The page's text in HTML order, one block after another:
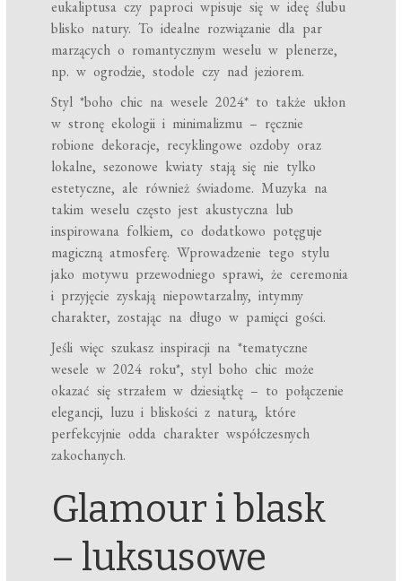
eukaliptusa czy paproci wpisuje się w ideę ślubu
blisko natury. To idealne rozwiązanie dla par
marzących o romantycznym weselu w plenerze,
np. w ogrodzie, stodole czy nad jeziorem.
Styl *boho chic na wesele 2024* to także ukłon
w stronę ekologii i minimalizmu – ręcznie
robione dekoracje, recyklingowe ozdoby oraz
lokalne, sezonowe kwiaty stają się nie tylko
estetyczne, ale również świadome. Muzyka na
takim weselu często jest akustyczna lub
inspirowana folkiem, co dodatkowo potęguje
magiczną atmosferę. Wprowadzenie tego stylu
jako motywu przewodniego sprawi, że ceremonia
i przyjęcie zyskają niepowtarzalny, intymny
charakter, zostając na długo w pamięci gości.
Jeśli więc szukasz inspiracji na *tematyczne
wesele w 2024 roku*, styl boho chic może
okazać się strzałem w dziesiątkę – to połączenie
elegancji, luzu i bliskości z naturą, które
perfekcyjnie odda charakter współczesnych
zakochanych.
Glamour i blask
– luksusowe